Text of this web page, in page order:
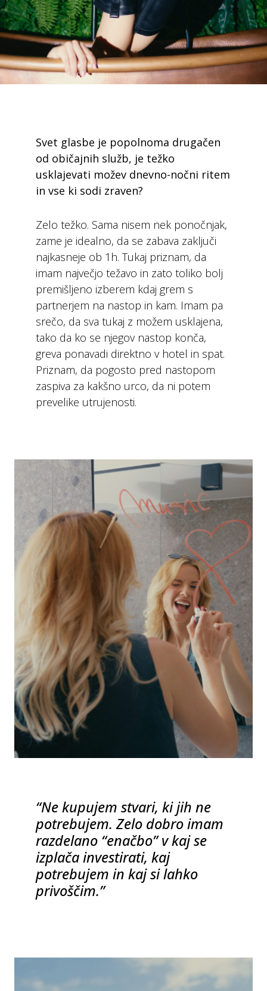
Svet glasbe je popolnoma drugačen
od običajnih služb, je težko
usklajevati možev dnevno-nočni ritem
in vse ki sodi zraven?
Zelo težko. Sama nisem nek ponočnjak,
zame je idealno, da se zabava zaključi
najkasneje ob 1h. Tukaj priznam, da
imam največjo težavo in zato toliko bolj
premišljeno izberem kdaj grem s
partnerjem na nastop in kam. Imam pa
srečo, da sva tukaj z možem usklajena,
tako da ko se njegov nastop konča,
greva ponavadi direktno v hotel in spat.
Priznam, da pogosto pred nastopom
zaspiva za kakšno urco, da ni potem
prevelike utrujenosti.
“Ne kupujem stvari, ki jih ne
potrebujem. Zelo dobro imam
razdelano “enačbo” v kaj se
izplača investirati, kaj
potrebujem in kaj si lahko
privoščim.”